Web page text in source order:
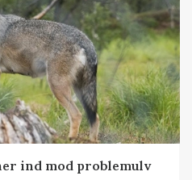
ind mod problemulv